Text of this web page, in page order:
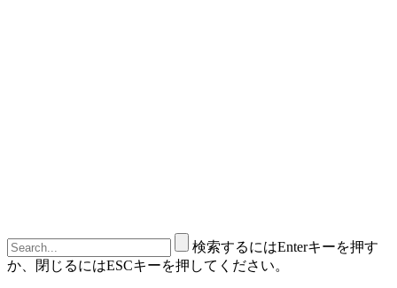
検索するにはEnterキーを押す
か、閉じるにはESCキーを押してください。